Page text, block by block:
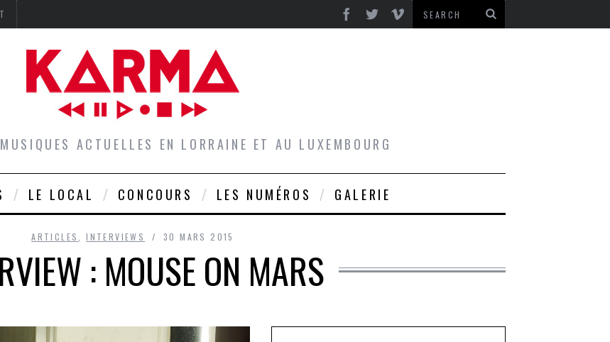
ACTUELLES EN LORRAINE ET AU LUXEMBOURG
LE LOCAL CONCOURS LES NUMÉROS GALERIE
ARTICLES ,INTERVIEWS 30 MARS 2015
: MOUSE ON MARS